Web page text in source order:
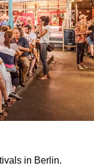
in Berlin.